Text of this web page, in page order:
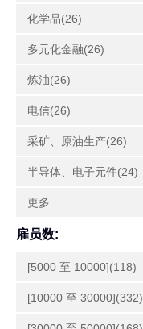
化学品(26)
多元化金融(26)
炼油(26)
电信(26)
采矿、原油生产(26)
半导体、电子元件(24)
更多
雇员数:
[5000 至 10000](118)
[10000 至 30000](332)